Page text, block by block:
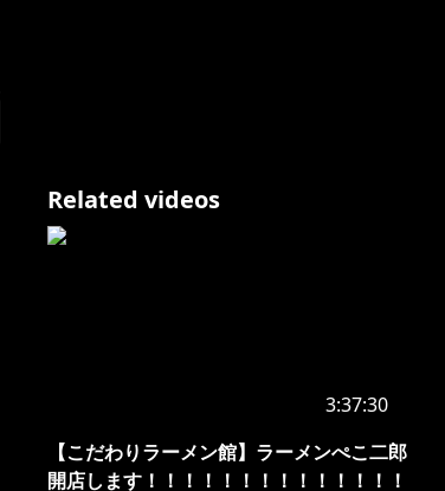
Related videos
3:37:30
【こだわりラーメン館】ラーメンぺこ二郎
開店します！！！！！！！！！！！！！！